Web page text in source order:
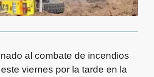
al combate de incendios
viernes por la tarde en la